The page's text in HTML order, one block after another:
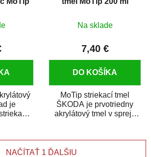
je
Na sklade
7,40 €
DO KOŠÍKA
MoTip striekací tmel
ŠKODA je prvotriedny
akrylátový tmel v spreji,
NAČÍTAŤ 1 ĎALŠIU